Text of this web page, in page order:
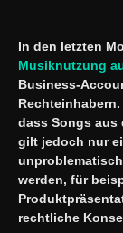
In den letzten
Musiknutzung
Business-
dass Songs aus
gilt jedoch nur
werden, für
rechtliche